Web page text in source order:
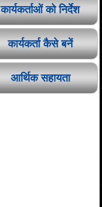
कार्यकर्ताओं को निर्देश
कार्यकर्ता कैसे बनें
आर्थिक सहायता